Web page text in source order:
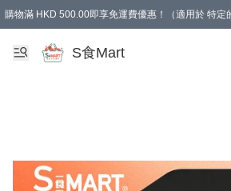
購物滿 HKD 500.00即享免運費優惠！（適用於 特定
S食Mart